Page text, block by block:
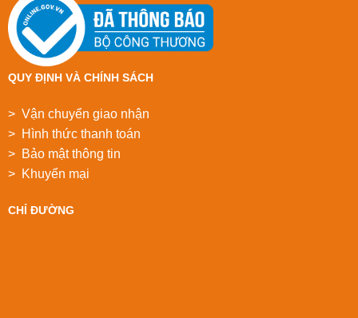
QUY ĐỊNH VÀ CHÍNH SÁCH
> Vận chuyển giao nhận
> Hình thức thanh toán
> Bảo mật thông tin
> Khuyển mại
CHỈ ĐƯỜNG